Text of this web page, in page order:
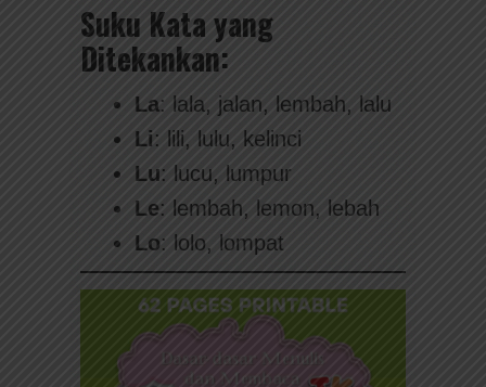
Suku Kata yang
Ditekankan:
La: lala, jalan, lembah, lalu
Li: lili, lulu, kelinci
Lu: lucu, lumpur
Le: lembah, lemon, lebah
Lo: lolo, lompat